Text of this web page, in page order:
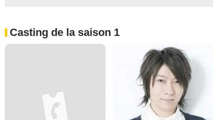
Casting de la saison 1